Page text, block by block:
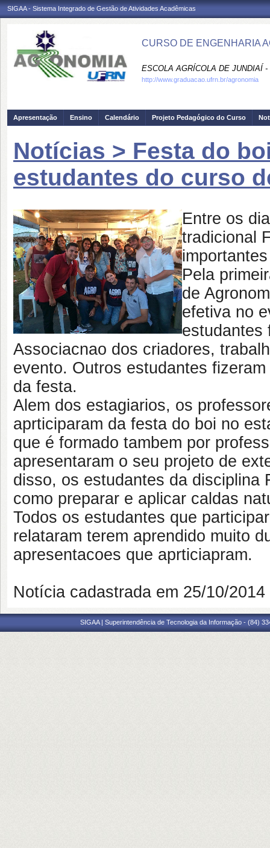
SIGAA - Sistema Integrado de Gestão de Atividades Acadêmicas
CURSO DE ENGENHARIA
ESCOLA AGRÍCOLA DE JUNDIAÍ -
http://www.graduacao.ufrn.br/agronomia
Apresentação Ensino Calendário Projeto Pedagógico do Curso
Notícias > Festa do
estudantes do curso
Entre os
tradicional
Pela
de
efetiva no
estudantes
Associacnao dos criadores,
evento. Outros estudantes
da festa.
Alem dos estagiarios, os
aprticiparam da festa do boi no
que é formado tambem por
apresentaram o seu projeto de
disso, os estudantes da disciplina
como preparar e aplicar caldas
Todos os estudantes que
relataram terem aprendido muito
apresentacoes que aprticiapram.
Notícia cadastrada em 25/10/
SIGAA | Superintendência de Tecnologia da Informação - (84)